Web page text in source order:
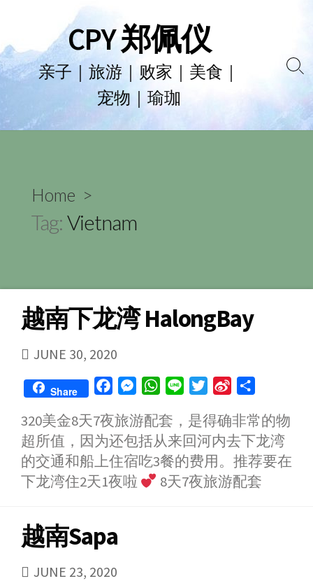
to
content
CPY 郑佩仪
亲子｜旅游｜败家｜美食｜
宠物｜瑜珈
Home >
Tag:Vietnam
越南下龙湾 HalongBay
PUBLISHED
DATE
JUNE 30, 2020
Share
c
e
b
o
s
s
e
n
W
a
t
s
A
n
e
i
t
t
e
n
a
W
e
a
r
e
320美金8天7夜旅游配套，是得确非常的物
超所值，因为还包括从来回河内去下龙湾
的交通和船上住宿吃3餐的费用。推荐要在
下龙湾住2天1夜啦
8天7夜旅游配套
越南Sapa
PUBLISHED
JUNE 23, 2020